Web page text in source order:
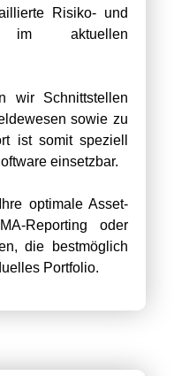
Risiko- und
im aktuellen
wir Schnittstellen
sowie zu
ist somit speziell
einsetzbar.
optimale Asset-
Reporting oder
die bestmöglich
Portfolio.